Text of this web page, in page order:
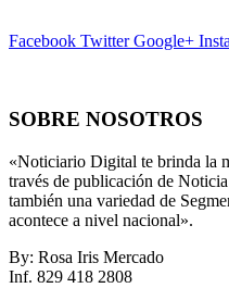
Facebook Twitter Google+
SOBRE NOSOTROS
«Noticiario Digital te brinda la
través de publicación de
también una variedad de
acontece a nivel nacional».
By: Rosa Iris Mercado
Inf. 829 418 2808